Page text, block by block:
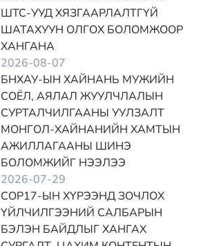
ШТС-УУД ХЯЗГААРЛАЛТГҮЙ
ШАТАХУУН ОЛГОХ БОЛОМЖООР
ХАНГАНА
2026-08-07
БНХАУ-ЫН ХАЙНАНЬ МУЖИЙН
СОЁЛ, АЯЛАЛ ЖУУЛЧЛАЛЫН
СУРТАЛЧИЛГААНЫ УУЛЗАЛТ
МОНГОЛ-ХАЙНАНИЙН ХАМТЫН
АЖИЛЛАГААНЫ ШИНЭ
БОЛОМЖИЙГ НЭЭЛЭЭ
2026-07-29
COP17-ЫН ХҮРЭЭНД ЗОЧЛОХ
ҮЙЛЧИЛГЭЭНИЙ САЛБАРЫН
БЭЛЭН БАЙДЛЫГ ХАНГАХ